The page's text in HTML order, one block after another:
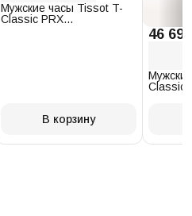
Мужские часы Tissot T-
Classic PRX
В корзину
46
Classic